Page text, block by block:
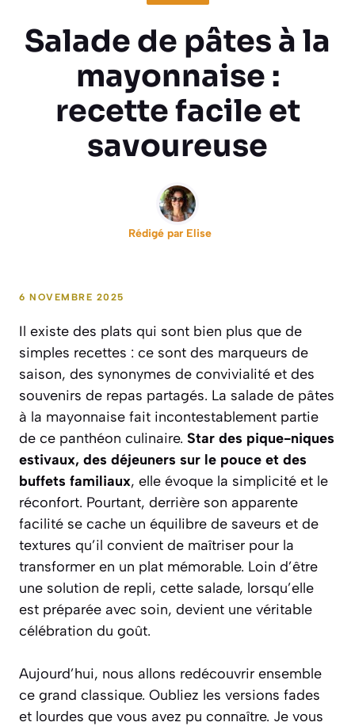
Salade de pâtes à la
mayonnaise :
recette facile et
savoureuse
Rédigé par Elise
6 NOVEMBRE 2025
Il existe des plats qui sont bien plus que de
simples recettes : ce sont des marqueurs de
saison, des synonymes de convivialité et des
souvenirs de repas partagés. La salade de pâtes
à la mayonnaise fait incontestablement partie
de ce panthéon culinaire. Star des pique-niques
estivaux, des déjeuners sur le pouce et des
buffets familiaux, elle évoque la simplicité et le
réconfort. Pourtant, derrière son apparente
facilité se cache un équilibre de saveurs et de
textures qu’il convient de maîtriser pour la
transformer en un plat mémorable. Loin d’être
une solution de repli, cette salade, lorsqu’elle
est préparée avec soin, devient une véritable
célébration du goût.
Aujourd’hui, nous allons redécouvrir ensemble
ce grand classique. Oubliez les versions fades
et lourdes que vous avez pu connaître. Je vous